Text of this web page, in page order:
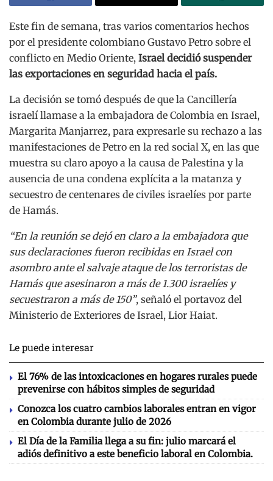
Este fin de semana, tras varios comentarios hechos
por el presidente colombiano Gustavo Petro sobre el
conflicto en Medio Oriente, Israel decidió suspender
las exportaciones en seguridad hacia el país.
La decisión se tomó después de que la Cancillería
israelí llamase a la embajadora de Colombia en Israel,
Margarita Manjarrez, para expresarle su rechazo a las
manifestaciones de Petro en la red social X, en las que
muestra su claro apoyo a la causa de Palestina y la
ausencia de una condena explícita a la matanza y
secuestro de centenares de civiles israelíes por parte
de Hamás.
“En la reunión se dejó en claro a la embajadora que
sus declaraciones fueron recibidas en Israel con
asombro ante el salvaje ataque de los terroristas de
Hamás que asesinaron a más de 1.300 israelíes y
secuestraron a más de 150”, señaló el portavoz del
Ministerio de Exteriores de Israel, Lior Haiat.
Le puede interesar
El 76% de las intoxicaciones en hogares rurales puede
prevenirse con hábitos simples de seguridad
Conozca los cuatro cambios laborales entran en vigor
en Colombia durante julio de 2026
El Día de la Familia llega a su fin: julio marcará el
adiós definitivo a este beneficio laboral en Colombia.